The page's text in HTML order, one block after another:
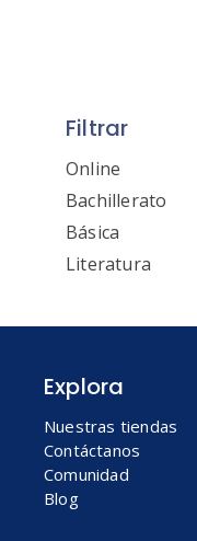
Filtrar
Online
Bachillerato
Básica
Literatura
Explora
Nuestras tiendas
Contáctanos
Comunidad
Blog